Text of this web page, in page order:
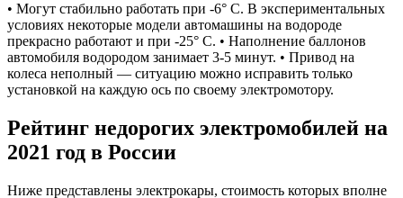
• Могут стабильно работать при -6° С. В экспериментальных
условиях некоторые модели автомашины на водороде
прекрасно работают и при -25° С. • Наполнение баллонов
автомобиля водородом занимает 3-5 минут. • Привод на
колеса неполный — ситуацию можно исправить только
установкой на каждую ось по своему электромотору.
Рейтинг недорогих электромобилей на
2021 год в России
Ниже представлены электрокары, стоимость которых вполне